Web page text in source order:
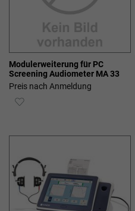
Modulerweiterung für PC
Screening Audiometer MA 33
Preis nach Anmeldung
ZUR